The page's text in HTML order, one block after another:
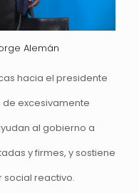
Alemán
hacia el presidente
excesivamente
al gobierno a
y firmes, y sostiene
social reactivo.